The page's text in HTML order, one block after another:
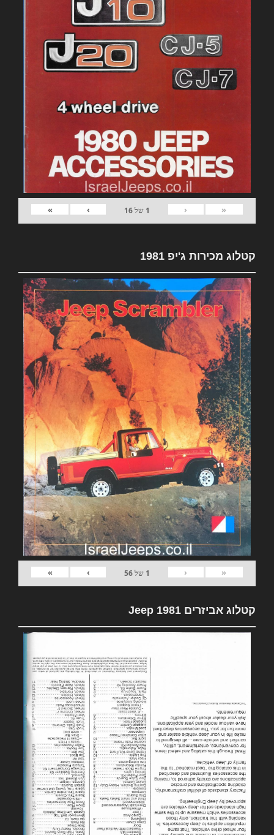
«
‹
1 של16
›
»
קטלוג מכירות ג'יפ 1981
«
‹
1 של56
›
»
קטלוג אביזרים 1981 Jeep